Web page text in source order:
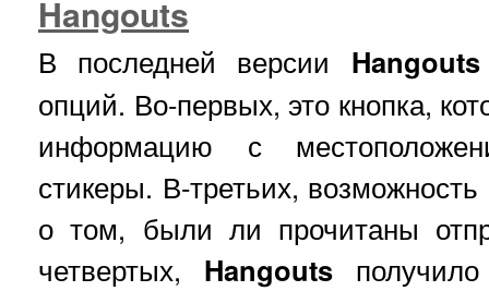
Hangouts
В последней версии Hangouts
опций. Во-первых, это кнопка,
информацию с
стикеры. В-третьих,
о том, были ли прочитаны
четвертых, Hangoutsполучило